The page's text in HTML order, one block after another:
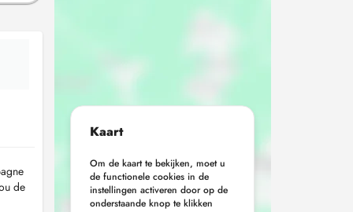
de
Kaart
Om de kaart te bekijken, moet u
de functionele cookies in de
instellingen activeren door op de
onderstaande knop te klikken